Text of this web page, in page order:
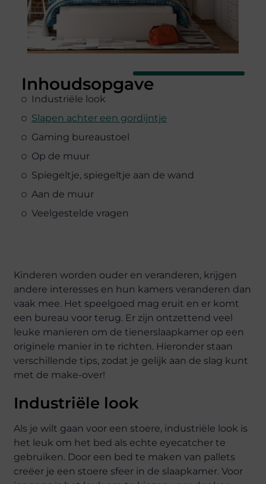
Inhoudsopgave
Industriële look
Slapen achter een gordijntje
Gaming bureaustoel
Op de muur
Spiegeltje, spiegeltje aan de wand
Aan de muur
Veelgestelde vragen
Kinderen worden ouder en veranderen, krijgen
andere interesses en hun kamers veranderen dan
vaak mee. Het speelgoed mag eruit en er komt
een bureau voor terug. Er zijn ontzettend veel
leuke manieren om de tienerslaapkamer op een
originele manier in te richten. Hieronder staan
verschillende tips, zodat je gelijk aan de slag kunt
met de make-over!
Industriële look
Als je wilt gaan voor een stoere, industriële look is
het leuk om het bed als echte eyecatcher te
gebruiken. Door een bed te maken van pallets
creëer je een stoere sfeer in de slaapkamer. Voor